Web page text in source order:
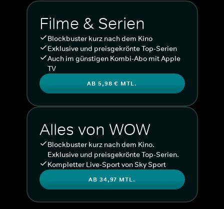
Filme & Serien
Blockbuster kurz nach dem Kino
Exklusive und preisgekrönte Top-Serien
Auch im günstigen Kombi-Abo mit Apple
TV
AB 5,98 € MTL.
Alles von WOW
Blockbuster kurz nach dem Kino.
Exklusive und preisgekrönte Top-Serien.
Kompletter Live-Sport von Sky Sport
AB 34,97 MTL.